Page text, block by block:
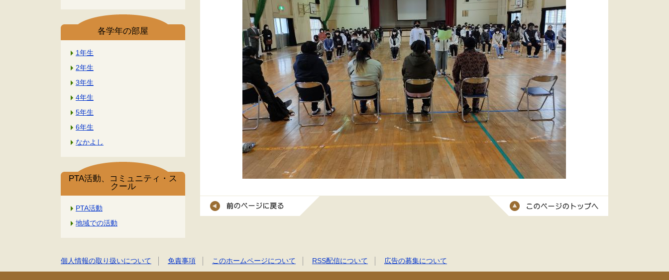
各学年の部屋
1年生
2年生
3年生
4年生
5年生
6年生
なかよし
PTA活動、コミュニティ・ス
クール
PTA活動
地域での活動
個人情報の取り扱いについて 免責事項 このホームページについて RSS配信について 広告の募集について